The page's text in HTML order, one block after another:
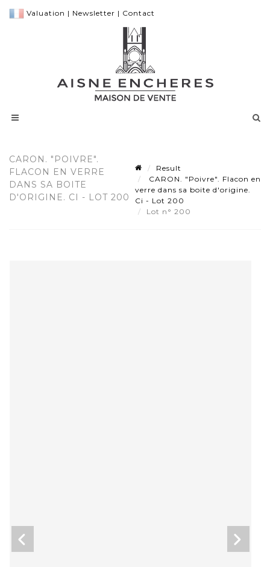
Valuation | Newsletter | Contact
CARON. "POIVRE".
FLACON EN VERRE
DANS SA BOITE
D'ORIGINE. CI - LOT 200
Result
CARON. "Poivre". Flacon en
verre dans sa boite d'origine.
Ci - Lot 200
Lot n° 200